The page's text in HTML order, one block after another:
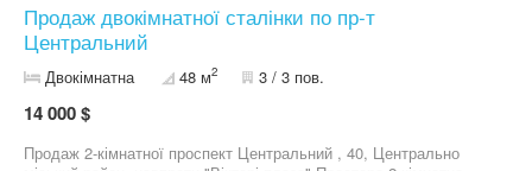
Продаж двокімнатної сталінки по пр-т
Центральний
Двокімнатна 48 м2 3 / 3 пов.
14 000 $
Продаж 2-кімнатної проспект Центральний , 40, Центрально